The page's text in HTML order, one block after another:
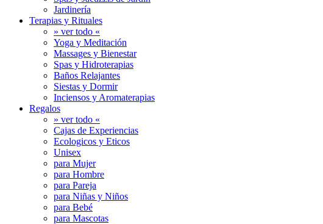
Jardinería
Terapias y Rituales
» ver todo «
Yoga y Meditación
Massages y Bienestar
Spas y Hidroterapias
Baños Relajantes
Siestas y Dormir
Inciensos y Aromaterapias
Regalos
» ver todo «
Cajas de Experiencias
Ecologicos y Eticos
Unisex
para Mujer
para Hombre
para Pareja
para Niñas y Niños
para Bebé
para Mascotas